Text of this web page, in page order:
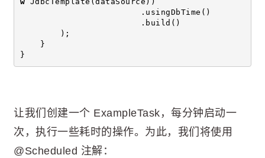
.usingDbTime()
.build()
);
}
}
让我们创建一个 ExampleTask，每分钟启动一
次，执行一些耗时的操作。为此，我们将使用
@Scheduled 注解：